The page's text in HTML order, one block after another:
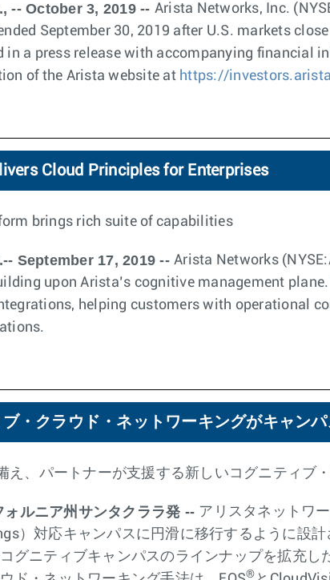
-- October 3, 2019 -- Arista Networks, Inc.
September 30, 2019 after U.S. markets
in a press release with accompanying financial
of the Arista website at https://
Cloud Principles for Enterprises
brings rich suite of capabilities
September 17, 2019 -- Arista Networks
upon Arista’s cognitive management
helping customers with operational
・クラウド・ネットワーキングがキャン
え、パートナーが支援する新しいコグニティブ
ルニア州サンタクララ発 -- アリスタネットワ
）対応キャンパスに円滑に移行するように設
グニティブキャンパスのラインナップを拡充し
®